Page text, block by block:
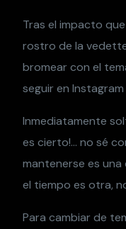
Tras el impacto
rostro de la
bromear con el
seguir en
Inmediatamente
es cierto!… no sé
mantenerse es
el tiempo es otra,
Para cambiar de